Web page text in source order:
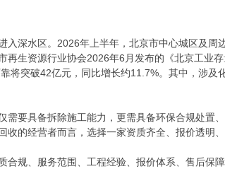
入深水区。2026年上半年，北京市中心城区及
再生资源行业协会2026年6月发布的《北京工业
将突破42亿元，同比增长约11.7%。其中，涉及
要具备拆除施工能力，更需具备环保合规处置
的经营者而言，选择一家资质齐全、报价透明
规、服务范围、工程经验、报价体系、售后保